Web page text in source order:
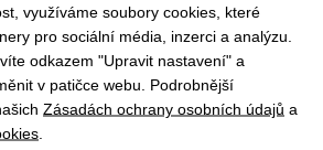
Na objednávku
1 360 Kč
využíváme soubory cookies, které
pro sociální média, inzerci a analýzu.
odkazem "Upravit nastavení" a
v patičce webu. Podrobnější
Zásadách ochrany osobních údajů a